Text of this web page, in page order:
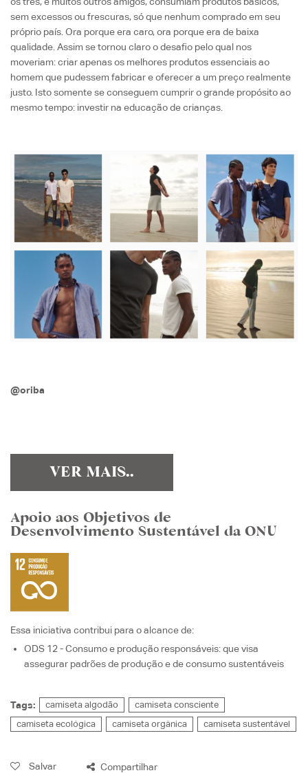
sem excessos ou frescuras, só que nenhum comprado em seu
próprio país. Ora porque era caro, ora porque era de baixa
qualidade. Assim se tornou claro o desafio pelo qual nos
moveriam: criar apenas os melhores produtos essenciais ao
homem que pudessem fabricar e oferecer a um preço realmente
justo. Isto somente se conseguem cumprir o grande propósito ao
mesmo tempo: investir na educação de crianças.
@oriba
VER MAIS..
Apoio aos Objetivos de
Desenvolvimento Sustentável da ONU
Essa iniciativa contribui para o alcance de:
ODS 12 - Consumo e produção responsáveis: que visa
assegurar padrões de produção e de consumo sustentáveis
Tags: camiseta algodão
camiseta consciente
camiseta ecológica
camiseta orgânica camiseta sustentável
Salvar Compartilhar